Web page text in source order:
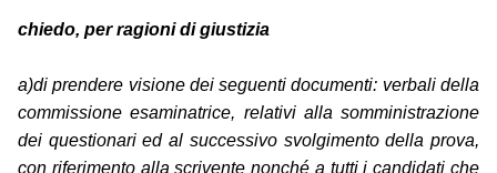
chiedo, per ragioni di giustizia
a)di prendere visione dei seguenti documenti: verbali della
commissione esaminatrice, relativi alla somministrazione
dei questionari ed al successivo svolgimento della prova,
con riferimento alla scrivente nonché a tutti i candidati che